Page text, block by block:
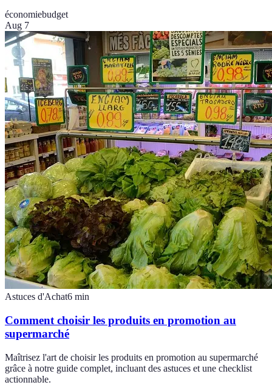
économiebudget
Aug 7
Astuces d'Achat6 min
Comment choisir les produits en promotion au
supermarché
Maîtrisez l'art de choisir les produits en promotion au supermarché
grâce à notre guide complet, incluant des astuces et une checklist
actionnable.